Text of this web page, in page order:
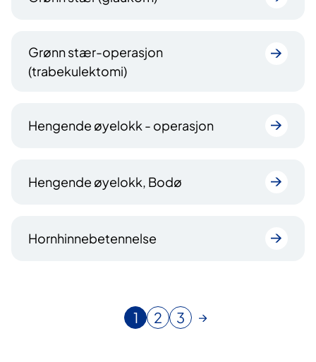
Grønn stær-operasjon
(trabekulektomi)
Hengende øyelokk - operasjon
Hengende øyelokk, Bodø
Hornhinnebetennelse
N
1
G
2
G
3